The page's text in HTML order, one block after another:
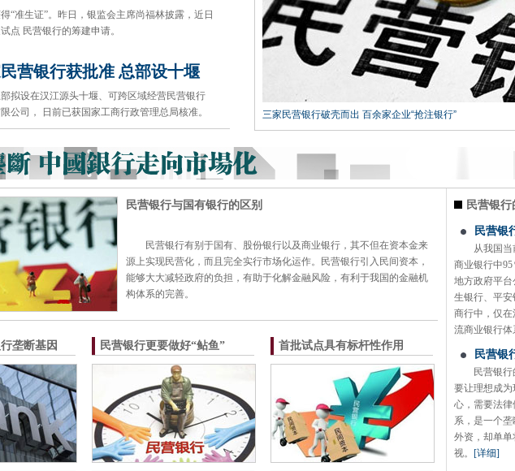
“准生证”。昨日，银监会主席尚福林披露，近日
点 民营银行的筹建申请。
营银行获批准 总部设十堰
拟设在汉江源头十堰、可跨区域经营民营银行
司， 日前已获国家工商行政管理总局核准。
三家民营银行破壳而出 百余家企业“抢注银行”
民营银行与国有银行的区别
民营银行有别于国有、股份银行以及商业银行，其不但在资本金来
源上实现民营化，而且完全实行市场化运作。民营银行引入民间资本，
能够大大减轻政府的负担，有助于化解金融风险，有利于我国的金融机
构体系的完善。
垄断基因 民营银行更要做好“鲇鱼” 首批试点具有标杆性作用
民营银行
民营银
从我国
商业银行中
地方政府平
生银行、平安
商行中，仅
流商业银行体
民营银
民营银
要让理想成
心，需要法
系，是一个
外资，却单
视。 [详细]